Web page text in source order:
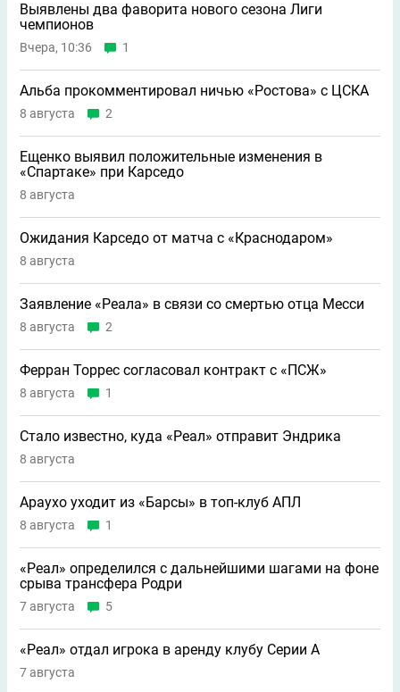
Выявлены два фаворита нового сезона Лиги
чемпионов
Вчера, 10:36 1
Альба прокомментировал ничью «Ростова» с ЦСКА
8 августа 2
Ещенко выявил положительные изменения в
«Спартаке» при Карседо
8 августа
Ожидания Карседо от матча с «Краснодаром»
8 августа
Заявление «Реала» в связи со смертью отца Месси
8 августа 2
Ферран Торрес согласовал контракт с «ПСЖ»
8 августа 1
Стало известно, куда «Реал» отправит Эндрика
8 августа
Араухо уходит из «Барсы» в топ-клуб АПЛ
8 августа 1
«Реал» определился с дальнейшими шагами на фоне
срыва трансфера Родри
7 августа 5
«Реал» отдал игрока в аренду клубу Серии А
7 августа